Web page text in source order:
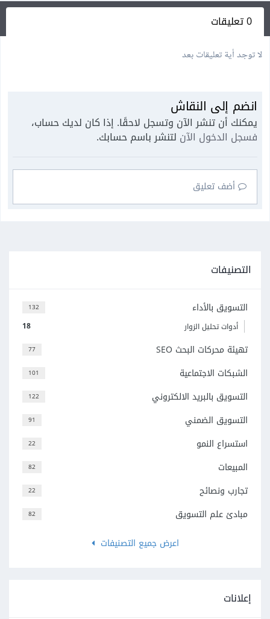
0 تعليقات
لا توجد أية تعليقات بعد
انضم إلى النقاش
يمكنك أن تنشر الآن وتسجل لاحقًا. إذا كان لديك حساب،
فسجل الدخول الآن لتنشر باسم حسابك.
أضف تعليق
التصنيفات
132 التسويق بالأداء
18 أدوات تحليل الزوار
77 تهيئة محركات البحث SEO
101 الشبكات الاجتماعية
122 التسويق بالبريد الالكتروني
91 التسويق الضمني
22 استسراع النمو
82 المبيعات
22 تجارب ونصائح
82
مبادئ علم التسويق
اعرض جميع التصنيفات
إعلانات